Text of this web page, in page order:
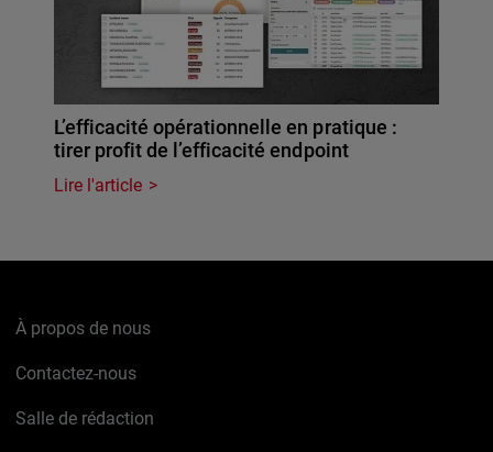
L’efficacité opérationnelle en pratique :
tirer profit de l’efficacité endpoint
Lire l'article
À propos de nous
Contactez-nous
Salle de rédaction